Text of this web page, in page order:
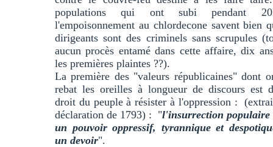
populations qui ont subi pendant
l'empoisonnement au chlordecone savent bien
dirigeants sont des criminels sans scrupules
aucun procès entamé dans cette affaire, dix
les premières plaintes ??).
La première des "valeurs républicaines" dont
rebat les oreilles à longueur de discours est
droit du peuple à résister à l'oppression :
déclaration de 1793) : "l'insurrection populaire
un pouvoir oppressif, tyrannique et
un devoir".